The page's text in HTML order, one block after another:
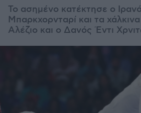
Το ασημένο κατέκτησε ο
Μπαρκχορνταρί και τα
Αλέζιο και ο Δανός Έντι